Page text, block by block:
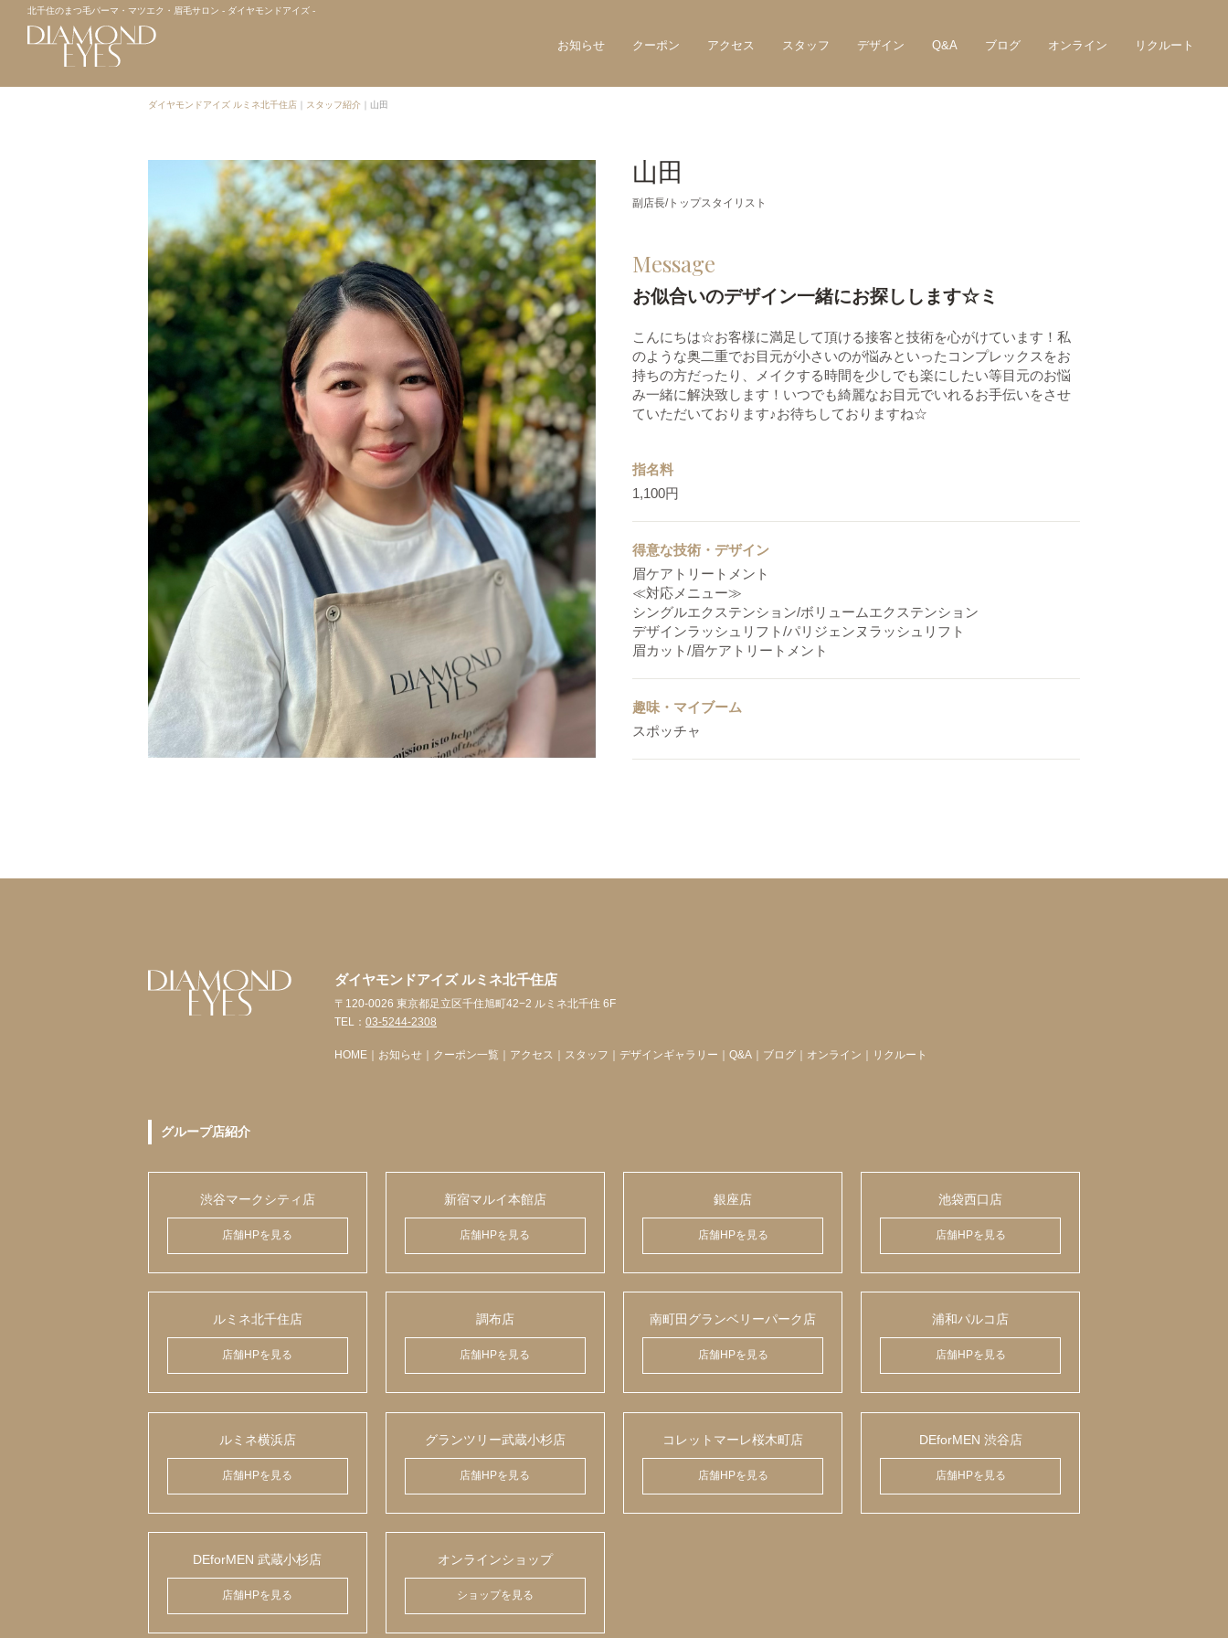
北千住のまつ毛パーマ・マツエク・眉毛サロン - ダイヤモンドアイズ -
お知らせ クーポン アクセス スタッフ デザイン Q&A ブログ オンライン リクルート
ダイヤモンドアイズ ルミネ北千住店 スタッフ紹介 山田
山田
副店長/トップスタイリスト
Message
お似合いのデザイン一緒にお探しします☆ミ
こんにちは☆お客様に満足して頂ける接客と技術を心がけています！私
のような奥二重でお目元が小さいのが悩みといったコンプレックスをお
持ちの方だったり、メイクする時間を少しでも楽にしたい等目元のお悩
み一緒に解決致します！いつでも綺麗なお目元でいれるお手伝いをさせ
ていただいております♪お待ちしておりますね☆
指名料
1,100円
得意な技術・デザイン
眉ケアトリートメント
≪対応メニュー≫
シングルエクステンション/ボリュームエクステンション
デザインラッシュリフト/パリジェンヌラッシュリフト
眉カット/眉ケアトリートメント
趣味・マイブーム
スポッチャ
ダイヤモンドアイズ ルミネ北千住店
〒120-0026 東京都足立区千住旭町42−2 ルミネ北千住 6F
TEL： 03-5244-2308
HOME お知らせ クーポン一覧 アクセス スタッフ デザインギャラリー Q&A ブログ オンライン リクルート
グループ店紹介
渋谷マークシティ店
店舗HPを見る
新宿マルイ本館店
店舗HPを見る
銀座店
店舗HPを見る
池袋西口店
店舗HPを見る
ルミネ北千住店
店舗HPを見る
調布店
店舗HPを見る
南町田グランベリーパーク店
店舗HPを見る
浦和パルコ店
店舗HPを見る
ルミネ横浜店
店舗HPを見る
グランツリー武蔵小杉店
店舗HPを見る
コレットマーレ桜木町店
店舗HPを見る
DEforMEN 渋谷店
店舗HPを見る
DEforMEN 武蔵小杉店
店舗HPを見る
オンラインショップ
ショップを見る